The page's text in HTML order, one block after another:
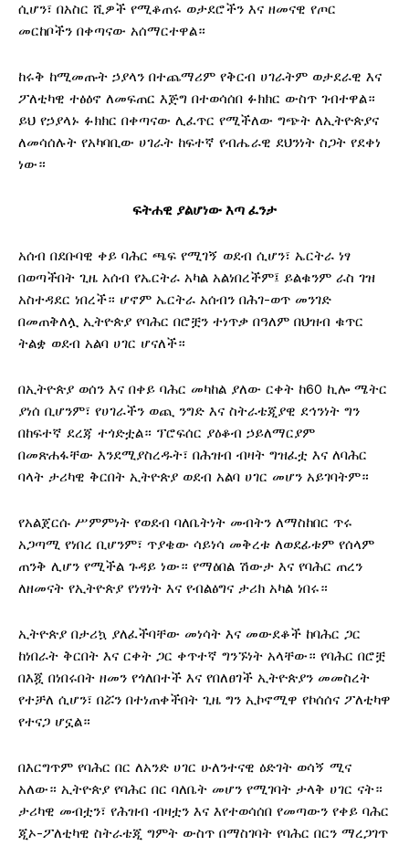
ሲሆን፣ በአስር ሺዎች የሚቆጠሩ ወታደሮችን እና ዘመናዊ የጦር
መርከቦችን በቀጣናው አሰማርተዋል።
ከሩቅ ከሚመጡት ኃያላን በተጨማሪም የቅርብ ሀገራትም ወታደራዊ እና
ፖለቲካዊ ተፅዕኖ ለመፍጠር እጅግ በተወሳሰበ ፉክክር ውስጥ ገብተዋል።
ይህ የኃያላኑ ፉክክር በቀጣናው ሊፈጥር የሚችለው ግጭት ለኢትዮጵያና
ለመሳሰሉት የአካባቢው ሀገራት ከፍተኛ የብሔራዊ ደህንነት ስጋት የደቀነ
ነው።
ፍትሐዊ ያልሆነው እጣ ፈንታ
አሰብ በደቡባዊ ቀይ ባሕር ጫፍ የሚገኝ ወደብ ሲሆን፣ ኤርትራ ነፃ
በወጣችበት ጊዜ አሰብ የኤርትራ አካል አልነበረችም፤ ይልቁንም ራስ ገዝ
አስተዳደር ነበረች። ሆኖም ኤርትራ አሰብን በሕገ-ወጥ መንገድ
በመጠቅለሏ ኢትዮጵያ የባሕር በሮቿን ተነጥቃ በዓለም በህዝብ ቁጥር
ትልቋ ወደብ አልባ ሀገር ሆናለች።
በኢትዮጵያ ወሰን እና በቀይ ባሕር መካከል ያለው ርቀት ከ60 ኪሎ ሜትር
ያነሰ ቢሆንም፣ የሀገራችን ወጪ ንግድ እና ስትራቴጂያዊ ደኅንነት ግን
በከፍተኛ ደረጃ ተጎድቷል። ፕሮፍሰር ያዕቆብ ኃይለማርያም
በመጽሐፋቸው እንደሚያስረዱት፣ በሕዝብ ብዛት ግዝፈቷ እና ለባሕር
ባላት ታሪካዊ ቅርበት ኢትዮጵያ ወደብ አልባ ሀገር መሆን አይገባትም።
የአልጀርሱ ሥምምነት የወደብ ባለቤትነት መብትን ለማስከበር ጥሩ
አጋጣሚ የነበረ ቢሆንም፣ ጥያቄው ሳይነሳ መቅረቱ ለወደፊቱም የሰላም
ጠንቅ ሊሆን የሚችል ጉዳይ ነው። የማዕበል ሽውታ እና የባሕር ጠረን
ለዘመናት የኢትዮጵያ የነፃነት እና የብልፅግና ታሪክ አካል ነበሩ።
ኢትዮጵያ በታሪኳ ያለፈችባቸው መነሳት እና መውደቆች ከባሕር ጋር
ከነበራት ቅርበት እና ርቀት ጋር ቀጥተኛ ግንኙነት አላቸው። የባሕር በሮቿ
በእጇ በነበሩበት ዘመን የጎለበተች እና የበለፀገች ኢትዮጵያን መመስረት
የተቻለ ሲሆን፣ በሯን በተነጠቀችበት ጊዜ ግን ኢኮኖሚዋ የኮሰሰና ፖለቲካዋ
የተናጋ ሆኗል።
በእርግጥም የባሕር በር ለአንድ ሀገር ሁለንተናዊ ዕድገት ወሳኝ ሚና
አለው። ኢትዮጵያ የባሕር በር ባለቤት መሆን የሚገባት ታላቅ ሀገር ናት።
ታሪካዊ መብቷን፣ የሕዝብ ብዛቷን እና እየተወሳሰበ የመጣውን የቀይ ባሕር
ጂኦ-ፖለቲካዊ ስትራቴጂ ግምት ውስጥ በማስገባት የባሕር በርን ማረጋገጥ